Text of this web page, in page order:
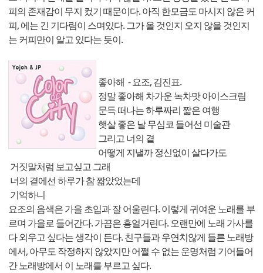
피의 존재감이 무지 컸기 때문이다. 아직 한모금도 마시지 않은 커
피, 에는 긴 기다림이 스며있다. 그가 올 것인지 오지 않을 것인지
는 커피만이 알고 있다는 듯이.
좋아해 - 요조, 김진표.
정말 좋아해 차가운 녹차맛 아이스크림
문득 떠나는 하루짜리 짧은 여행
햇살 좋은 날 무심코 들어선 미술관
그리고 너의 곁
어떻게 지낼까 정신없이 살다가도
거짓말처럼 보고싶고 그래
너의 곁에선 하루가 참 짧았었는데
기억하니
요조의 음색은 가을 초입과 잘 어울린다. 이렇게 귀여운 노래를 부
르며 가을로 들어간다. 가끔은 흥얼거린다. 오랜만에 노래 가사를
다 외우고 싶다는 생각이 든다. 친구들과 우연치않게 들른 노래방
에서, 아무도 작정하지 않았지만 어쩔 수 없는 운명처럼 기어들어
간 노래방에서 이 노래를 부르고 싶다.